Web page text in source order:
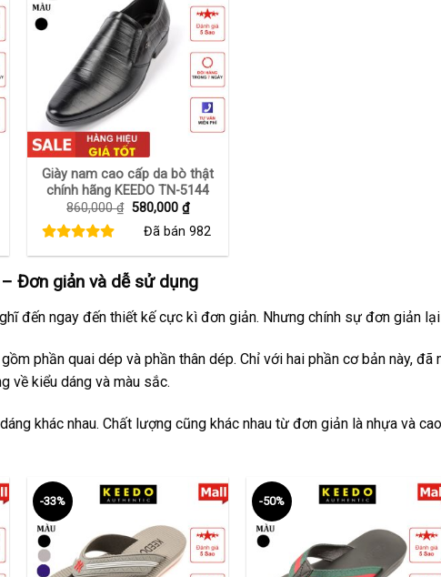
₫.
+
Giày nam cao cấp da bò thật
chính hãng KEEDO TN-5144
860,000₫ Giá
580,000 ₫Giá
tại
580,000 ₫.
Đã bán 982
Đơn giản và dễ sử dụng
đến ngay đến thiết kế cực kì đơn giản. Nhưng chính sự đơn giản
phần quai dép và phần thân dép. Chỉ với hai phần cơ bản này,
về kiểu dáng và màu sắc.
khác nhau. Chất lượng cũng khác nhau từ đơn giản là nhựa và
-33% -50%